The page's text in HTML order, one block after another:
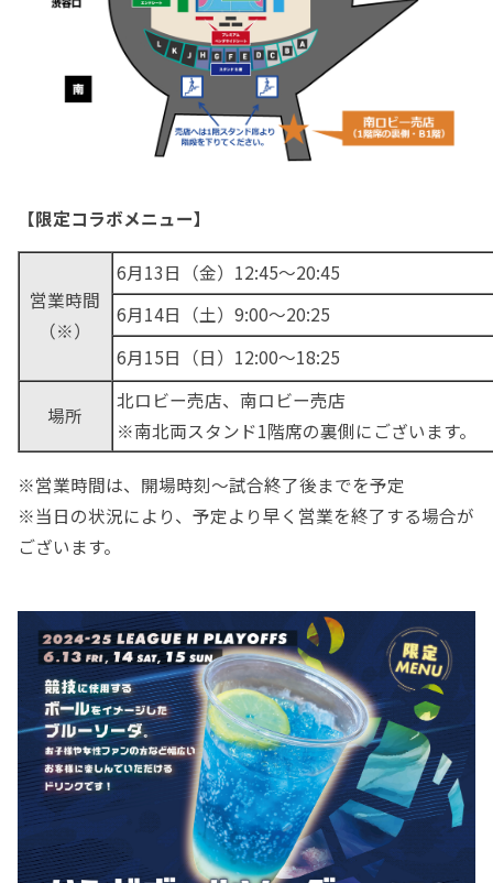
【限定コラボメニュー】
営業時間
（※）
6月13日（金）12:45～20:45
6月14日（土）9:00～20:25
6月15日（日）12:00～18:25
場所
北ロビー売店、南ロビー売店
※南北両スタンド1階席の裏側にございます。
※営業時間は、開場時刻～試合終了後までを予定
※当日の状況により、予定より早く営業を終了する場合が
ございます。